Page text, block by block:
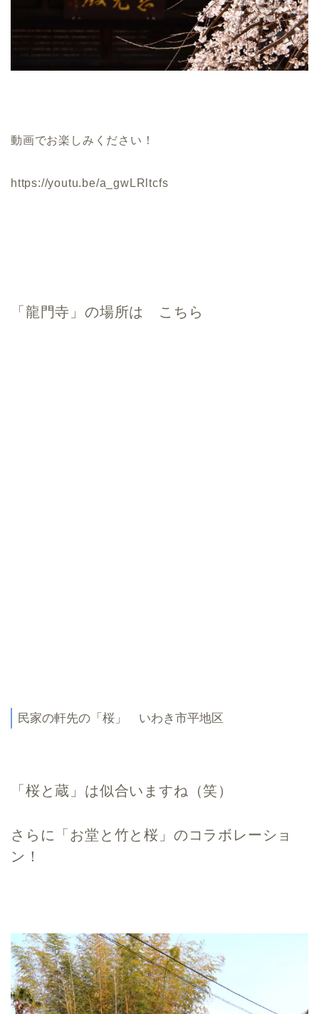
動画でお楽しみください！
https://youtu.be/a_gwLRltcfs
「龍門寺」の場所は こちら
民家の軒先の「桜」 いわき市平地区
「桜と蔵」は似合いますね（笑）
さらに「お堂と竹と桜」のコラボレーショ
ン！